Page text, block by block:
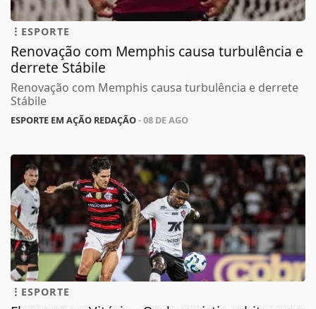
ESPORTE
Renovação com Memphis causa turbulência e
derrete Stábile
Renovação com Memphis causa turbulência e derrete
Stábile
ESPORTE EM AÇÃO REDAÇÃO- 08 DE AGO
ESPORTE